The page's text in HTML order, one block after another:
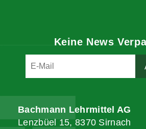
Keine News
Bachmann Lehrmittel AG
Lenzbüel 15, 8370 Sirnach